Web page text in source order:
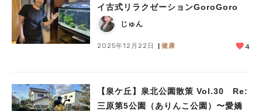
イ古式リラクゼーションGoroGoro
じゅん
2025年12月22日 健康 4
【泉ケ丘】泉北公園散策 Vol.30 Re:
三原第5公園（ありんこ公園）〜愛嬌